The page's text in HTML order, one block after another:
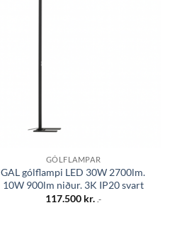
GÓLFLAMPAR
GAL gólflampi LED 30W 2700lm.
10W 900lm niður. 3K IP20 svart
117.500 kr. .-